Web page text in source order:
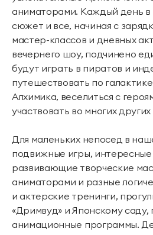
аниматорами. Каждый день
сюжет и все, начиная с
мастер-классов и дневных
вечернего шоу, подчинено
будут играть в пиратов и
путешествовать по
Алхимика, веселиться с
участвовать во многих
Для маленьких непосед в
подвижные игры, интересные
развивающие творческие
аниматорами и разные
и актерские тренинги,
«Дримвуд» и Японскому саду,
анимационные программы.